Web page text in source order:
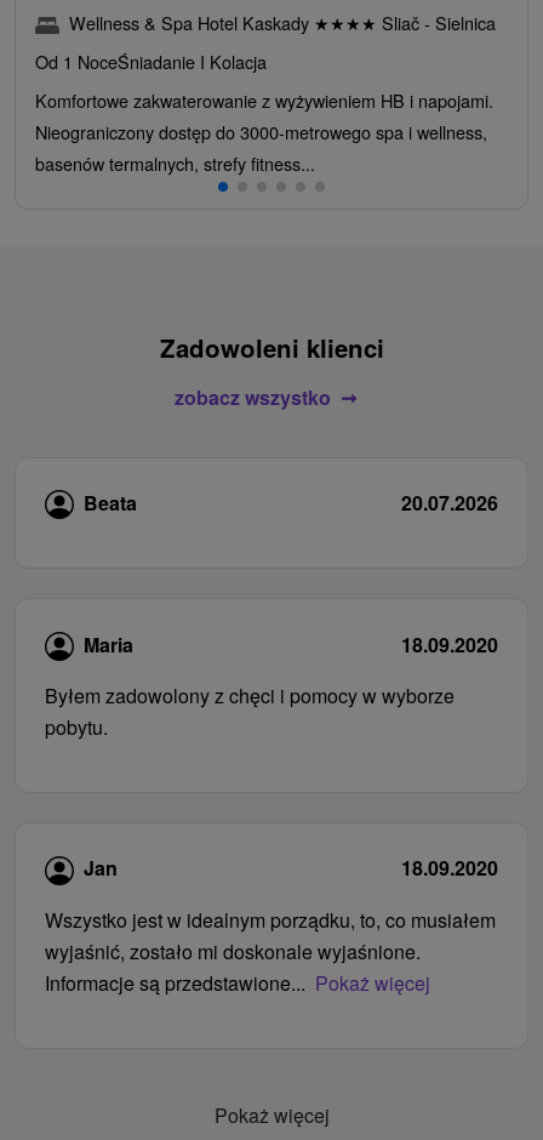
Wellness & Spa Hotel Kaskady ★★★★ Sliač - Sielnica
Od 1 NoceŚniadanie I Kolacja
Komfortowe zakwaterowanie z wyżywieniem HB i napojami.
Nieograniczony dostęp do 3000-metrowego spa i wellness,
basenów termalnych, strefy fitness...
Zadowoleni klienci
zobacz wszystko
Beata 20.07.2026
Maria
18.09.2020
Byłem zadowolony z chęci i pomocy w wyborze
pobytu.
Jan
18.09.2020
Wszystko jest w idealnym porządku, to, co musiałem
wyjaśnić, zostało mi doskonale wyjaśnione.
Informacje są przedstawione... Pokaż więcej
Pokaż więcej